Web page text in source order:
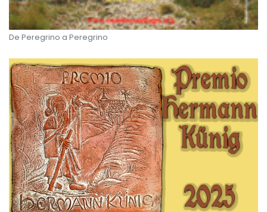
De Peregrino a Peregrino